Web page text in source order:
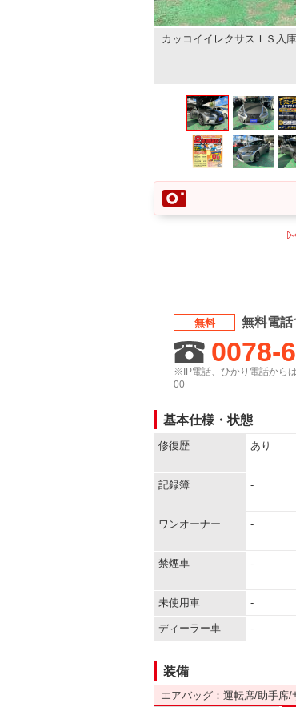
カッコイイレクサスＩＳ入
無料 無料電話
0078-
※IP電話、ひかり電話から
00
基本仕様・状態
修復歴 あり
記録簿 -
ワンオーナー -
禁煙車 -
未使用車 -
ディーラー車 -
装備
エアバッグ：運転席/助手席/